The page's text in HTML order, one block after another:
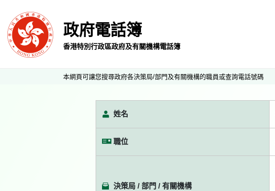
政府電話簿
香港特別行政區政府及有關機構電話簿
本網頁可讓您搜尋政府各決策局/部門及有關機構的職員或查詢電話號碼
姓名
職位
決策局 / 部門 / 有關機構